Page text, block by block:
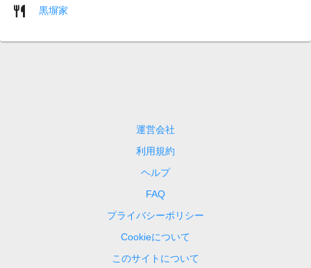
黒塀家
運営会社
利用規約
ヘルプ
FAQ
プライバシーポリシー
Cookieについて
このサイトについて